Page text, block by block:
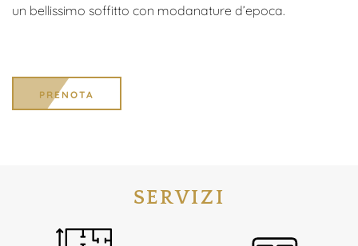
un bellissimo soffitto con modanature d’epoca.
PRENOTA
SERVIZI